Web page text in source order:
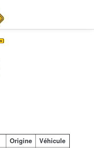
Origine
Véhicule